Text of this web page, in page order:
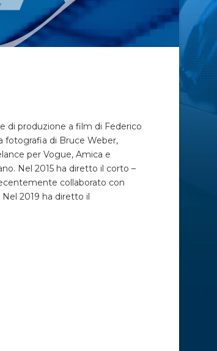
di produzione a film di Federico
fotografia di Bruce Weber,
per Vogue, Amica e
Nel 2015 ha diretto il corto –
collaborato con
2019 ha diretto il